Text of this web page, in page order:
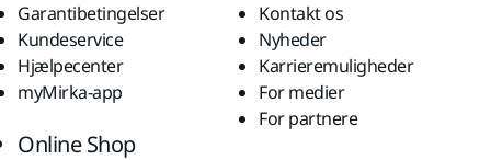
Garantibetingelser
Kundeservice
Hjælpecenter
myMirka-app
Kontakt os
Nyheder
Karrieremuligheder
For medier
For partnere
Online Shop